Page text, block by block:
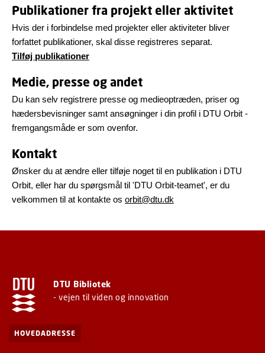
Publikationer fra projekt eller aktivitet
Hvis der i forbindelse med projekter eller aktiviteter bliver
forfattet publikationer, skal disse registreres separat.
Tilføj publikationer
Medie, presse og andet
Du kan selv registrere presse og medieoptræden, priser og
hædersbevisninger samt ansøgninger i din profil i DTU Orbit -
fremgangsmåde er som ovenfor.
Kontakt
Ønsker du at ændre eller tilføje noget til en publikation i DTU
Orbit, eller har du spørgsmål til 'DTU Orbit-teamet', er du
velkommen til at kontakte os orbit@dtu.dk
DTU Bibliotek
- vejen til viden og innovation
HOVEDADRESSE